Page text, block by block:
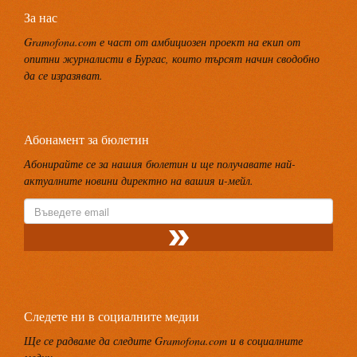
За нас
Gramofona.com е част от амбициозен проект на екип от
опитни журналисти в Бургас, които търсят начин сводобно
да се изразяват.
Абонамент за бюлетин
Абонирайте се за нашия бюлетин и ще получавате най-
актуалните новини директно на вашия и-мейл.
Следете ни в социалните медии
Ще се радваме да следите Gramofona.com и в социалните